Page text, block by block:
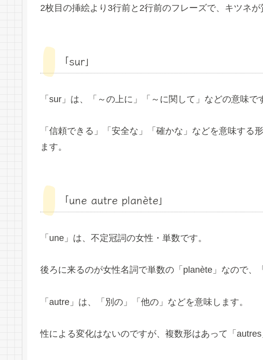
2枚目の挿絵より3行前と2行前のフレーズで、キツネ
「sur」
「sur」は、「～の上に」「～に関して」などの意味で
「信頼できる」「安全な」「確かな」などを意味する
ます。
「une autre planète」
「une」は、不定冠詞の女性・単数です。
後ろに来るのが女性名詞で単数の「planète」なので、
「autre」は、「別の」「他の」などを意味します。
性による変化はないのですが、複数形はあって「autres